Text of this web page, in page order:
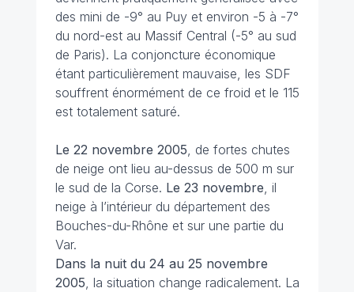
des mini de -9° au Puy et environ -5 à -7°
du nord-est au Massif Central (-5° au sud
de Paris). La conjoncture économique
étant particulièrement mauvaise, les SDF
souffrent énormément de ce froid et le 115
est totalement saturé.
Le 22 novembre 2005, de fortes chutes
de neige ont lieu au-dessus de 500 m sur
le sud de la Corse. Le 23 novembre, il
neige à l’intérieur du département des
Bouches-du-Rhône et sur une partie du
Var.
Dans la nuit du 24 au 25 novembre
2005, la situation change radicalement. La